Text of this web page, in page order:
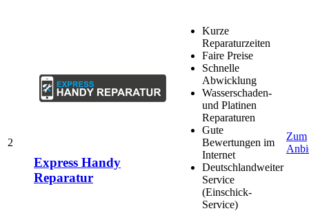
2
Express Handy
Reparatur
Kurze
Reparaturzeiten
Faire Preise
Schnelle
Abwicklung
Wasserschaden-
und Platinen
Reparaturen
Gute
Bewertungen im
Internet
Deutschlandweiter
Service
(Einschick-
Service)
Zum